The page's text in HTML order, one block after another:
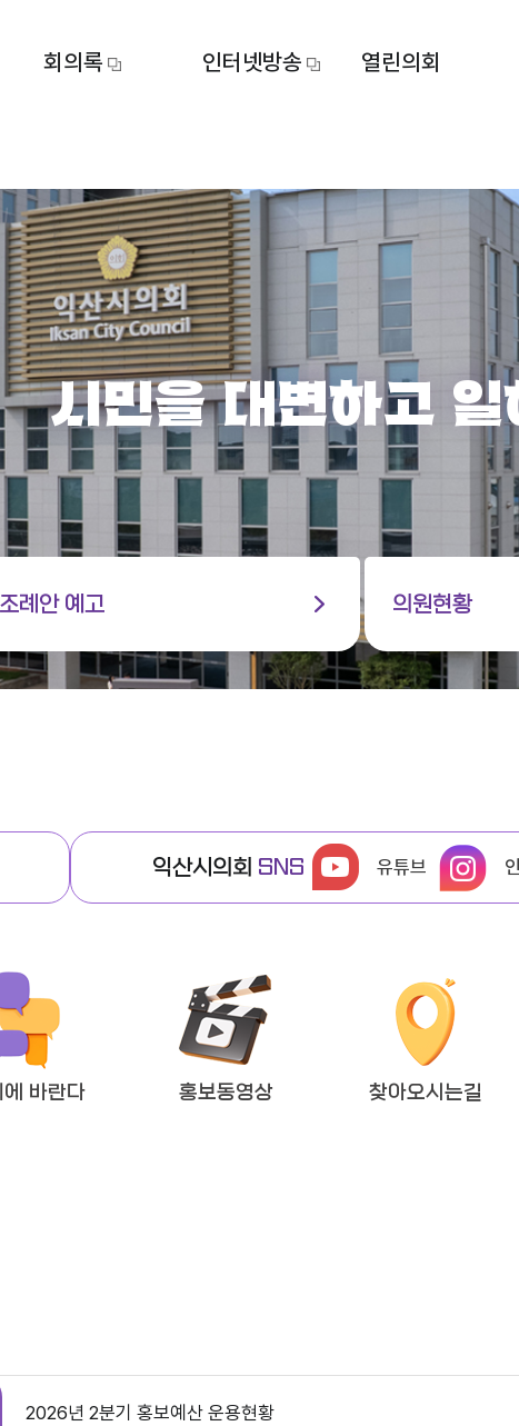
회의록 인터넷방송 열린의회
시민을 대변하고
조례안 예고 의원현황
익산시의회 SNS 유튜브
에 바란다 홍보동영상 찾아오시는길
2026년 2분기 홍보예산 운용현황
다다익산(2025.12월호) 의회편